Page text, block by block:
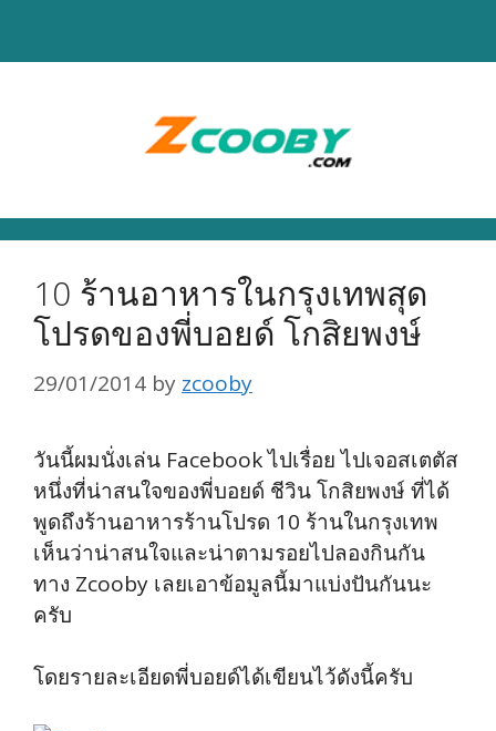
10 ร้านอาหารในกรุงเทพสุด
โปรดของพี่บอยด์ โกสิยพงษ์
29/01/2014 by zcooby
วันนี้ผมนั่งเล่น Facebook ไปเรื่อย ไปเจอสเตตัส
หนึ่งที่น่าสนใจของพี่บอยด์ ชีวิน โกสิยพงษ์ ที่ได้
พูดถึงร้านอาหารร้านโปรด 10 ร้านในกรุงเทพ
เห็นว่าน่าสนใจและน่าตามรอยไปลองกินกัน
ทาง Zcooby เลยเอาข้อมูลนี้มาแบ่งปันกันนะ
ครับ
โดยรายละเอียดพี่บอยด์ได้เขียนไว้ดังนี้ครับ